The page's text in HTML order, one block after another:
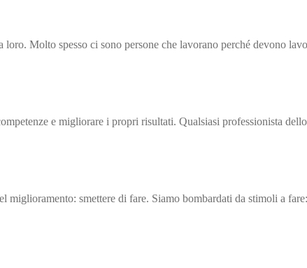
Molto spesso ci sono persone che lavorano perché devono
e migliorare i propri risultati. Qualsiasi professionista
miglioramento: smettere di fare. Siamo bombardati da stimoli a